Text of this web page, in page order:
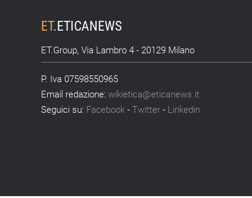
ET.ETICANEWS
ET.Group, Via Lambro 4 - 20129 Milano
P. Iva 07598550965
Email redazione:wikietica@eticanews.it
Seguici su: Facebook -Twitter - Linkedin